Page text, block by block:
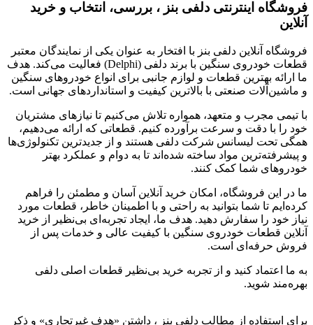
فروشگاه اینترنتی دلفی بنز ، بررسی، انتخاب و خرید
آنلاین
فروشگاه آنلاین دلفی بنز با افتخار به عنوان یکی از نمایندگان معتبر
قطعات خودروی سنگین با برند دلفی (Delphi) فعالیت می‌کند. هدف
ما ارائه بهترین قطعات و لوازم جانبی برای انواع خودروهای سنگین
و ماشین‌آلات صنعتی با بالاترین کیفیت و استانداردهای جهانی است.
با تیمی مجرب و متعهد، همواره تلاش می‌کنیم تا نیازهای مشتریان
خود را با دقت و سرعت برآورده کنیم. قطعاتی که ارائه می‌دهیم،
همگی تحت لیسانس شرکت دلفی هستند و از جدیدترین تکنولوژی‌ها
و پیشرفته‌ترین مواد ساخته شده‌اند تا به دوام و عملکرد بهتر
خودروهای شما کمک کنند.
ما در این فروشگاه، امکان خرید آنلاین آسان و مطمئن را فراهم
کرده‌ایم تا شما بتوانید به راحتی و با اطمینان خاطر، قطعات مورد
نیاز خود را سفارش دهید. هدف ما، ایجاد تجربه‌ای بی‌نظیر از خرید
آنلاین قطعات خودروی سنگین با کیفیت عالی و خدمات پس از
فروش حرفه‌ای است.
به ما اعتماد کنید و از تجربه‌ خرید بی‌نظیر قطعات اصلی دلفی
بهره‌مند شوید.
برای استفاده از مطالب دلفی بنز ، داشتن «هدف غیرتجاری» و ذکر